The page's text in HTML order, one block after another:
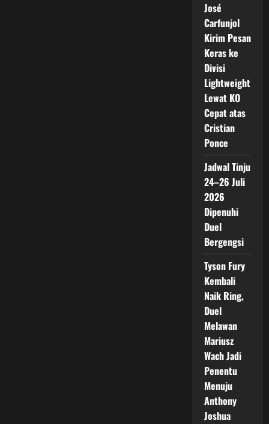
José
Carfunjol
Kirim Pesan
Keras ke
Divisi
Lightweight
Lewat KO
Cepat atas
Cristian
Ponce
Jadwal Tinju
24–26 Juli
2026
Dipenuhi
Duel
Bergengsi
Tyson Fury
Kembali
Naik Ring,
Duel
Melawan
Mariusz
Wach Jadi
Penentu
Menuju
Anthony
Joshua